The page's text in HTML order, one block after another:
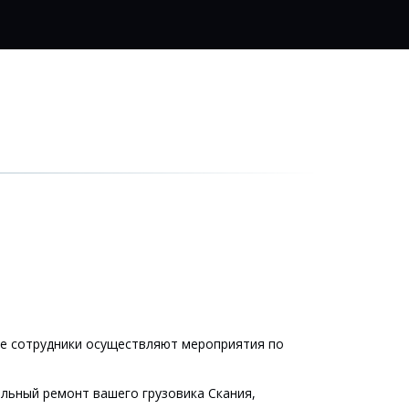
сотрудники осуществляют мероприятия по
ремонт вашего грузовика Скания,